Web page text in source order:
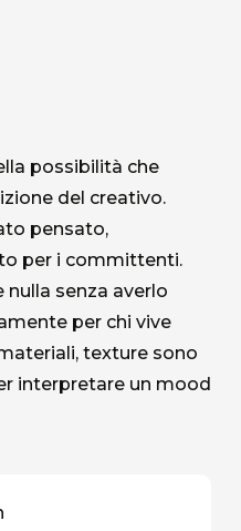
possibilità che
del creativo.
pensato,
per i committenti.
senza averlo
per chi vive
texture sono
interpretare un mood